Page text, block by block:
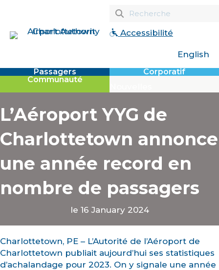
Accessibilité
English
Passagers
Corporatif
Communauté
L’Aéroport YYG de
Charlottetown annonce
une année record en
nombre de passagers
le 16 January 2024
Charlottetown, PE – L’Autorité de l’Aéroport de
Charlottetown publiait aujourd’hui ses statistiques
d’achalandage pour 2023. On y signale une année